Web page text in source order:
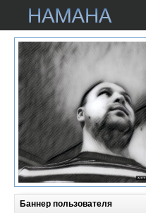
Баннер пользователя